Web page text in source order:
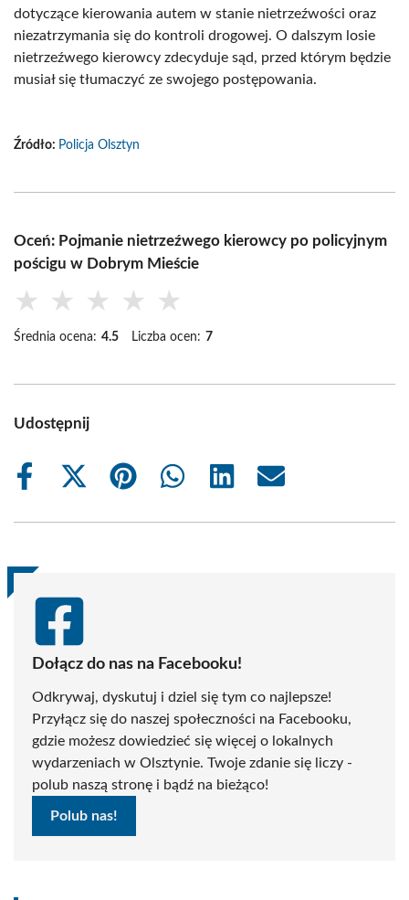
dotyczące kierowania autem w stanie nietrzeźwości oraz
niezatrzymania się do kontroli drogowej. O dalszym losie
nietrzeźwego kierowcy zdecyduje sąd, przed którym będzie
musiał się tłumaczyć ze swojego postępowania.
Źródło: Policja Olsztyn
Oceń: Pojmanie nietrzeźwego kierowcy po policyjnym
pościgu w Dobrym Mieście
★ ★ ★ ★ ★
Średnia ocena: 4.5 Liczba ocen: 7
Udostępnij
Share
Share
(Twitter)
Share
Share
Share
Share
Dołącz do nas na Facebooku!
Odkrywaj, dyskutuj i dziel się tym co najlepsze!
Przyłącz się do naszej społeczności na Facebooku,
gdzie możesz dowiedzieć się więcej o lokalnych
wydarzeniach w Olsztynie. Twoje zdanie się liczy -
polub naszą stronę i bądź na bieżąco!
Polub nas!